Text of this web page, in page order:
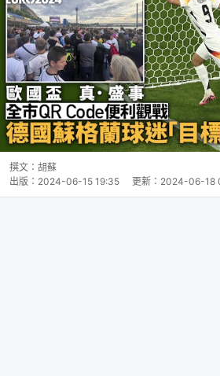
撰文： 胡蘇
出版： 2024-06-15 19:35 更新： 2024-06-18